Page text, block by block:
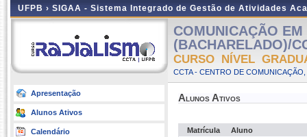
UFPB › SIGAA - Sistema Integrado de Gestão de Atividades
Apresentação
Alunos Ativos
Calendário
COMUNICAÇÃO
(BACHARELADO)/
CURSO NÍVEL
CCTA - CENTRO DE
Alunos Ativos
Matrícula
Aluno